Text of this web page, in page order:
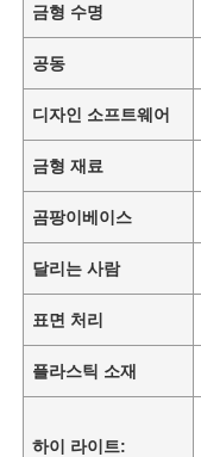
금형 수명
공동
디자인 소프트웨어
금형 재료
곰팡이베이스
달리는 사람
표면 처리
플라스틱 소재
하이 라이트: